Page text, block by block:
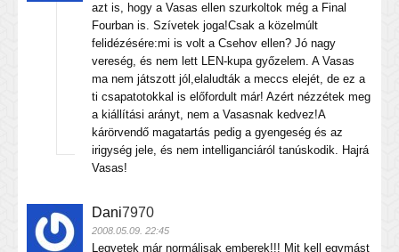
azt is, hogy a Vasas ellen szurkoltok még a Final
Fourban is. Szívetek joga!Csak a közelmúlt
felidézésére:mi is volt a Csehov ellen? Jó nagy
vereség, és nem lett LEN-kupa győzelem. A Vasas
ma nem játszott jól,elaludták a meccs elejét, de ez a
ti csapatotokkal is előfordult már! Azért nézzétek meg
a kiállítási arányt, nem a Vasasnak kedvez!A
kárörvendő magatartás pedig a gyengeség és az
irigység jele, és nem intelliganciáról tanúskodik. Hajrá
Vasas!
Dani7970
2008.05.09. 22:45
Legyetek már normálisak emberek!!! Mit kell egymást